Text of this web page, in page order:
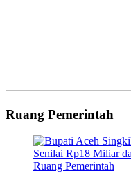
Ruang Pemerintah
Ruang Pemerintah